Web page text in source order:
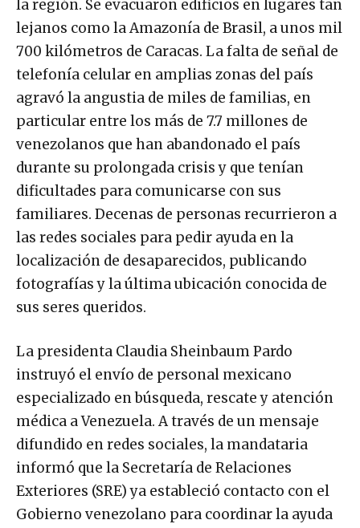
la región. Se evacuaron edificios en lugares tan
lejanos como la Amazonía de Brasil, a unos mil
700 kilómetros de Caracas. La falta de señal de
telefonía celular en amplias zonas del país
agravó la angustia de miles de familias, en
particular entre los más de 7.7 millones de
venezolanos que han abandonado el país
durante su prolongada crisis y que tenían
dificultades para comunicarse con sus
familiares. Decenas de personas recurrieron a
las redes sociales para pedir ayuda en la
localización de desaparecidos, publicando
fotografías y la última ubicación conocida de
sus seres queridos.
La presidenta Claudia Sheinbaum Pardo
instruyó el envío de personal mexicano
especializado en búsqueda, rescate y atención
médica a Venezuela. A través de un mensaje
difundido en redes sociales, la mandataria
informó que la Secretaría de Relaciones
Exteriores (SRE) ya estableció contacto con el
Gobierno venezolano para coordinar la ayuda